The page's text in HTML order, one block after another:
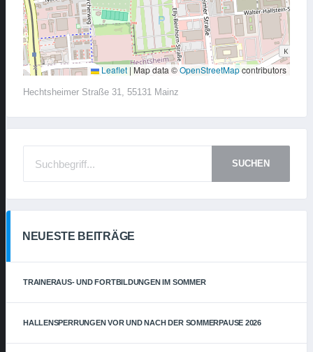
Leaflet | Map data ©OpenStreetMapcontributors
Hechtsheimer Straße 31, 55131 Mainz
SUCHEN
NEUESTE BEITRÄGE
TRAINERAUS- UND FORTBILDUNGEN IM SOMMER
HALLENSPERRUNGEN VOR UND NACH DER SOMMERPAUSE 2026